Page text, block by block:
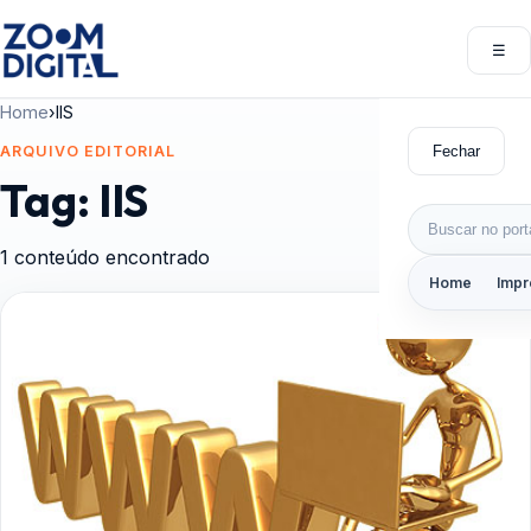
☰
Fechar
Buscar por:
Home
Home›IIS
ARQUIVO EDITORIAL
Tag: IIS
1 conteúdo encontrado